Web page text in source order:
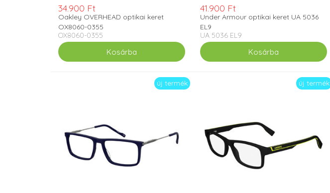
34.900 Ft
Oakley OVERHEAD optikai keret
OX8060-0355
OX8060-0355
41.900 Ft
Under Armour optikai keret UA 5036
EL9
UA 5036 EL9
új termék új termék